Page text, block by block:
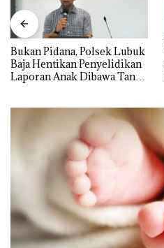
Bukan Pidana, Polsek Lubuk
Baja Hentikan Penyelidikan
Laporan Anak Dibawa Tanpa